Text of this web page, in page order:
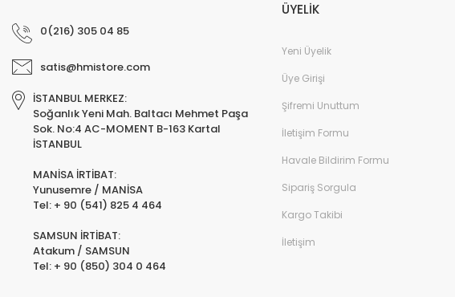
0(216) 305 04 85
satis@hmistore.com
İSTANBUL MERKEZ:
Soğanlık Yeni Mah. Baltacı Mehmet Paşa
Sok. No:4 AC-MOMENT B-163 Kartal
İSTANBUL
MANİSA İRTİBAT:
Yunusemre / MANİSA
Tel: + 90 (541) 825 4 464
SAMSUN İRTİBAT:
Atakum / SAMSUN
Tel: + 90 (850) 304 0 464
ÜYELİK
Yeni Üyelik
Üye Girişi
Şifremi Unuttum
İletişim Formu
Havale Bildirim Formu
Sipariş Sorgula
Kargo Takibi
İletişim